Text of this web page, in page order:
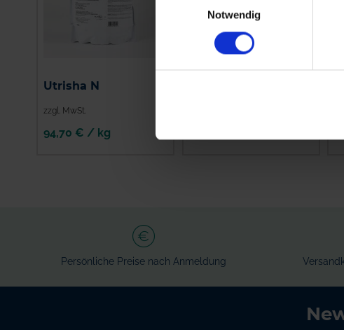
Notwendig
Utrisha N
zzgl. MwSt.
94,70 € / kg
Persönliche Preise nach Anmeldung